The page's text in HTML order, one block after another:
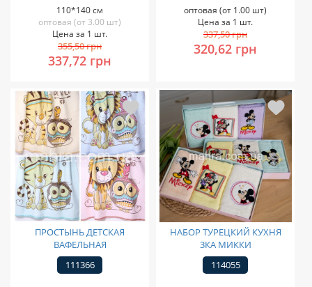
110*140 см
оптовая (от 3.00 шт)
Цена за 1 шт.
355,50 грн
337,72 грн
оптовая (от 1.00 шт)
Цена за 1 шт.
337,50 грн
320,62 грн
ПРОСТЫНЬ ДЕТСКАЯ
ВАФЕЛЬНАЯ
111366
НАБОР ТУРЕЦКИЙ КУХНЯ
3КА МИККИ
114055